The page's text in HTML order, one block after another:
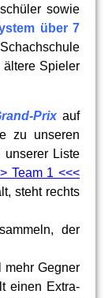
sowie
über 7
ältere Spieler
Prixauf
zu unseren
unserer Liste
Team 1 <<<
steht rechts
der
mehr Gegner
einen Extra-